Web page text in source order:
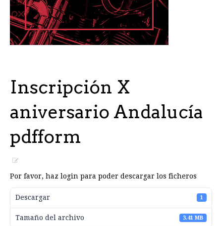
Inscripción X
aniversario Andalucía
pdfform
Por favor, haz login para poder descargar los ficheros
Descargar 1
Tamaño del archivo 3.41 MB